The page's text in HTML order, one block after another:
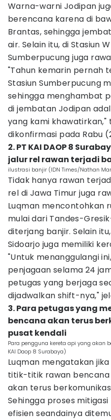
Warna-warni Jodipan
berencana karena di
Brantas, sehingga
air. Selain itu, di Stasiun
Sumberpucung juga
"Tahun kemarin pernah
Stasiun Sumberpucung
sehingga menghambat
di jembatan Jodipan
yang kami khawatirkan,"
dikonfirmasi pada Rabu
2. PT KAI DAOP 8
jalur rel rawan terjadi
ilustrasi banjir (IDN Times/Nathan
Tidak hanya rawan
rel di Jawa Timur juga
Luqman mencontohkan
mulai dari Tandes-
diterjang banjir. Selain
Sidoarjo juga memiliki
"Untuk menanggulangi
penjagaan selama 24
petugas yang berjaga
dijadwalkan shift-nya,"
3. Para petugas yang
bencana akan terus
pusat kendali
Para pengguna kereta api yang akan
KAI Daop 8 Surabaya)
Luqman mengatakan
titik-titik rawan bencana
akan terus
Sehingga proses
efisien seandainya